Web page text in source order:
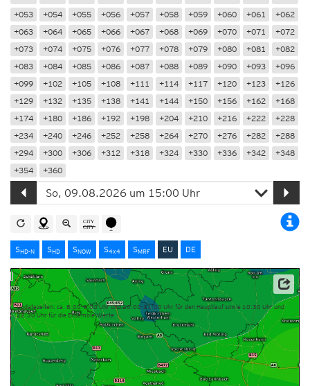
+053
+054 +055 +056 +057 +058 +059 +060 +061
+062
+063
+064 +065 +066 +067 +068 +069 +070 +071
+072
+073
+074 +075 +076 +077 +078 +079 +080 +081
+082
+083
+084 +085 +086 +087 +088 +089 +090 +093
+096
+099
+102 +105 +108 +111 +114 +117 +120 +123
+126
+129
+132 +135 +138 +141 +144 +150 +156 +162
+168
+174
+180 +186 +192 +198 +204 +210 +216 +222
+228
+234
+240 +246 +252 +258 +264 +270 +276 +282
+288
+294
+300 +306 +312 +318 +324 +330 +336 +342
+348
+354
+360
SHD-N SHD SNOW S4x4 SMRF EU DE
Updatezeiten: ca. 8:00-9:00 Uhr und 20:00-21:00 Uhr für den Hauptlauf sowie 10:30 Uhr und
22:30 Uhr für die Ensemble-Werte
Dieser Service basiert auf Daten und Produkten des Europäischen Zentrums für mittelfristige
Wettervorhersage (ECMWF)